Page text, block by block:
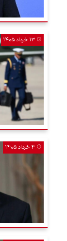
۱۳ خرداد ۱۴۰۵
۴ خرداد ۱۴۰۵